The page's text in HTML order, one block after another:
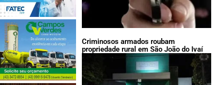
Criminosos armados roubam
propriedade rural em São João do Ivaí